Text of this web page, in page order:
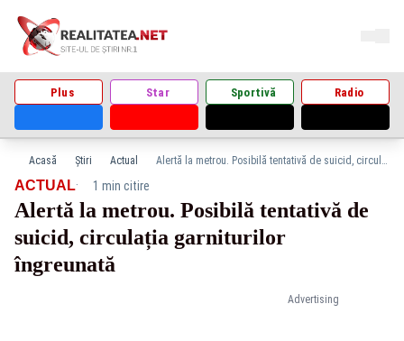
Plus Star Sportivă Radio
Acasă Știri Actual Alertă la metrou. Posibilă tentativă de suicid, circulația garniturilor îngreunată
Advertising
ACTUAL· 1 min citire
Alertă la metrou. Posibilă tentativă de
suicid, circulația garniturilor
îngreunată